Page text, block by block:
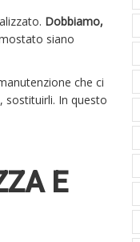
Dobbiamo,
siano
che ci
sostituirli. In questo
E